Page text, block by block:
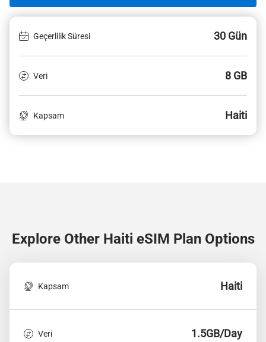
Geçerlilik Süresi 30 Gün
Veri 8 GB
Kapsam Haiti
Explore Other Haiti eSIM Plan Options
Kapsam Haiti
Veri 1.5GB/Day